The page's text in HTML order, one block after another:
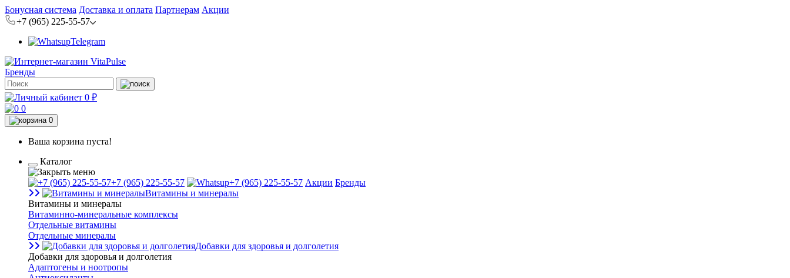
Бонусная система Доставка и оплата Партнерам Акции
+7 (965) 225-55-57
Telegram
Бренды
0 ₽
0
0
Ваша корзина пуста!
Каталог
+7 (965) 225-55-57 +7 (965) 225-55-57 Акции Бренды
Витамины и минералы
Витамины и минералы
Витаминно-минеральные комплексы
Отдельные витамины
Отдельные минералы
Добавки для здоровья и долголетия
Добавки для здоровья и долголетия
Адаптогены и ноотропы